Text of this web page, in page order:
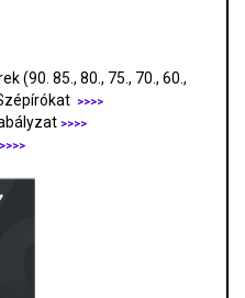
(90. 85., 80., 75., 70., 60.,
>>>>
>>>>
>>>>